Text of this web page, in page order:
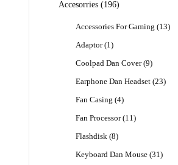
Accesorries
196196
Accessories For Gaming 1313
Adaptor 11
Coolpad Dan Cover 99
Earphone Dan Headset 2323
Fan Casing 44
Fan Processor 1111
Flashdisk 88
Keyboard Dan Mouse 3131